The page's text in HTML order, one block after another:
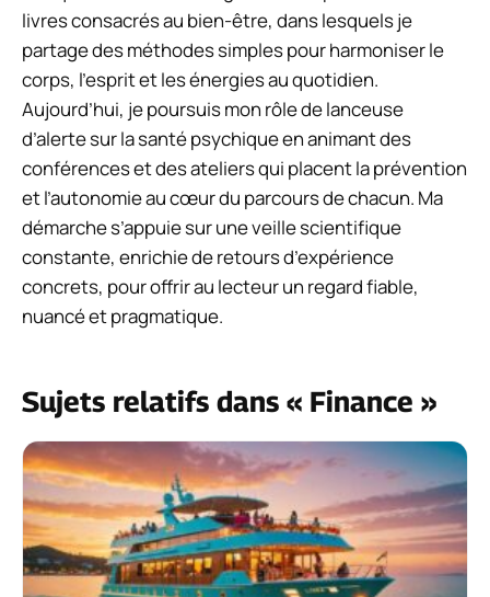
livres consacrés au bien-être, dans lesquels je
partage des méthodes simples pour harmoniser le
corps, l’esprit et les énergies au quotidien.
Aujourd’hui, je poursuis mon rôle de lanceuse
d’alerte sur la santé psychique en animant des
conférences et des ateliers qui placent la prévention
et l’autonomie au cœur du parcours de chacun. Ma
démarche s’appuie sur une veille scientifique
constante, enrichie de retours d’expérience
concrets, pour offrir au lecteur un regard fiable,
nuancé et pragmatique.
Sujets relatifs dans « Finance »